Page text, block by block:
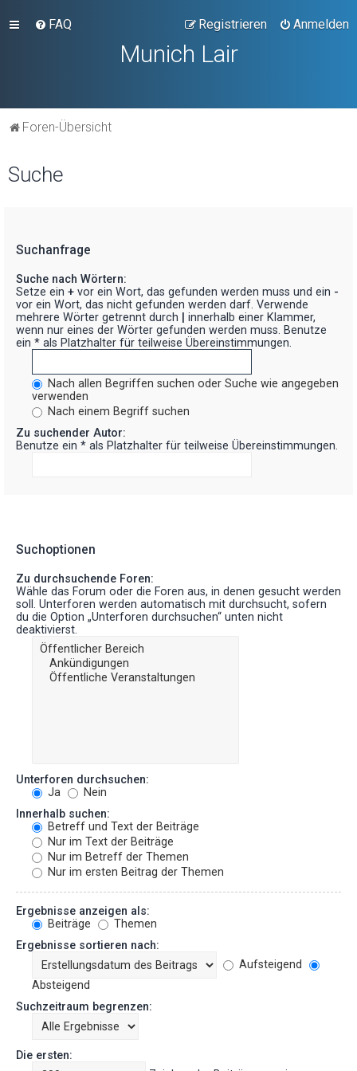
FAQ Anmelden
Registrieren
Munich Lair
Foren-Übersicht
Suche
Suchanfrage
Suche nach Wörtern:
Setze ein + vor ein Wort, das gefunden werden muss und ein -
vor ein Wort, das nicht gefunden werden darf. Verwende
mehrere Wörter getrennt durch
innerhalb einer Klammer,
wenn nur eines der Wörter gefunden werden muss. Benutze
ein * als Platzhalter für teilweise Übereinstimmungen.
Nach allen Begriffen suchen oder Suche wie angegeben
verwenden
Nach einem Begriff suchen
Zu suchender Autor:
Benutze ein * als Platzhalter für teilweise Übereinstimmungen.
Suchoptionen
Zu durchsuchende Foren:
Wähle das Forum oder die Foren aus, in denen gesucht werden
soll. Unterforen werden automatisch mit durchsucht, sofern
du die Option „Unterforen durchsuchen“ unten nicht
deaktivierst.
Unterforen durchsuchen:
Ja
Nein
Innerhalb suchen:
Betreff und Text der Beiträge
Nur im Text der Beiträge
Nur im Betreff der Themen
Nur im ersten Beitrag der Themen
Ergebnisse anzeigen als:
Beiträge
Themen
Ergebnisse sortieren nach:
Aufsteigend
Absteigend
Suchzeitraum begrenzen:
Die ersten: